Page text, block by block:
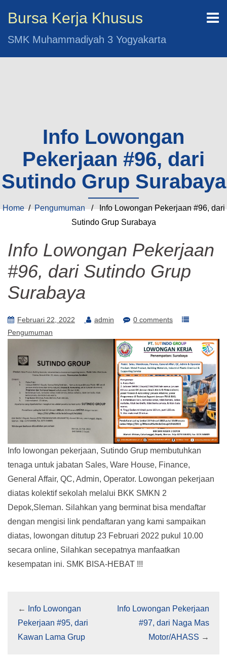
Bursa Kerja Khusus
SMK Muhammadiyah 3 Yogyakarta
Info Lowongan
Pekerjaan #96, dari
Sutindo Grup Surabaya
Home/Pengumuman/ Info Lowongan Pekerjaan #96, dari
Sutindo Grup Surabaya
Info Lowongan Pekerjaan
#96, dari Sutindo Grup
Surabaya
Februari 22, 2022 admin
0 comments
Pengumuman
Info lowongan pekerjaan, Sutindo Grup membutuhkan
tenaga untuk jabatan Sales, Ware House, Finance,
General Affair, QC, Admin, Operator. Lowongan pekerjaan
diatas kolektif sekolah melalui BKK SMKN 2
Depok,Sleman. Silahkan yang berminat bisa mendaftar
dengan mengisi link pendaftaran yang kami sampaikan
diatas, lowongan ditutup 23 Februari 2022 pukul 10.00
secara online, Silahkan secepatnya manfaatkan
kesempatan ini. SMK BISA-HEBAT !!!
←
Info Lowongan
Pekerjaan #95, dari
Kawan Lama Grup
Info Lowongan Pekerjaan
#97, dari Naga Mas
Motor/AHASS →